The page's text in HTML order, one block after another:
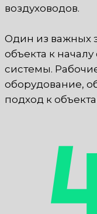
воздуховодов.
Один из важных
объекта к
системы.
оборудование,
подход к